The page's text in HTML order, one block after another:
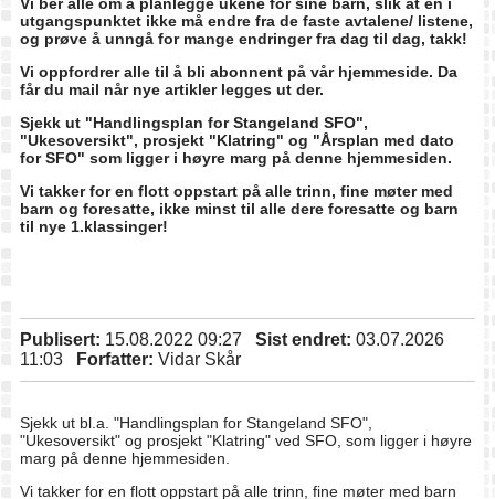
utgangspunktet ikke må endre fra de faste avtalene/ listene,
og prøve å unngå for mange endringer fra dag til dag, takk!
Vi oppfordrer alle til å bli abonnent på vår hjemmeside. Da
får du mail når nye artikler legges ut der.
Sjekk ut "Handlingsplan for Stangeland SFO",
"Ukesoversikt", prosjekt "Klatring" og "Årsplan med dato
for SFO" som ligger i høyre marg på denne hjemmesiden.
Vi takker for en flott oppstart på alle trinn, fine møter med
barn og foresatte, ikke minst til alle dere foresatte og barn
til nye 1.klassinger!
Publisert: 15.08.2022 09:27 Sist endret: 03.07.2026
11:03
Forfatter: Vidar Skår
Sjekk ut bl.a. "Handlingsplan for Stangeland SFO",
"Ukesoversikt" og prosjekt "Klatring" ved SFO, som ligger i høyre
marg på denne hjemmesiden.
Vi takker for en flott oppstart på alle trinn, fine møter med barn